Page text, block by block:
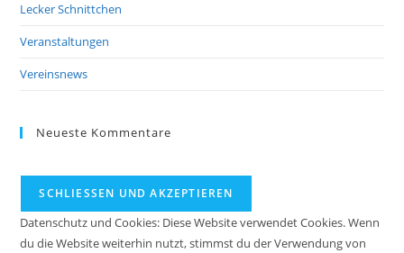
Lecker Schnittchen
Veranstaltungen
Vereinsnews
Neueste Kommentare
Datenschutz und Cookies: Diese Website verwendet Cookies. Wenn
du die Website weiterhin nutzt, stimmst du der Verwendung von